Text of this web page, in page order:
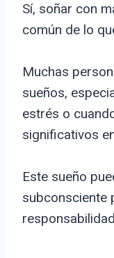
Sí, soñar con
común de lo
Muchas
sueños,
estrés o
significativos
Este sueño
subconsciente